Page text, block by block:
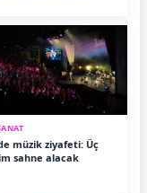
müzik ziyafeti: Üç
sahne alacak